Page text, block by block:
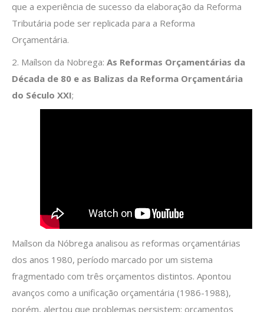
que a experiência de sucesso da elaboração da Reforma
Tributária pode ser replicada para a Reforma
Orçamentária.
2. Maílson da Nobrega: As Reformas Orçamentárias da
Década de 80 e as Balizas da Reforma Orçamentária
do Século XXI;
Maílson da Nóbrega analisou as reformas orçamentárias
dos anos 1980, período marcado por um sistema
fragmentado com três orçamentos distintos. Apontou
avanços como a unificação orçamentária (1986-1988),
porém, alertou que problemas persistem: orçamentos